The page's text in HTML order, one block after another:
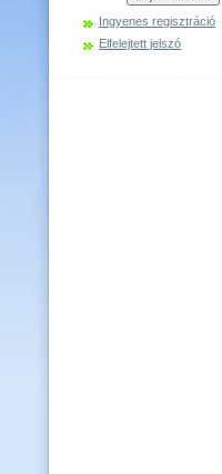
Ingyenes regisztráció
Elfelejtett jelszó